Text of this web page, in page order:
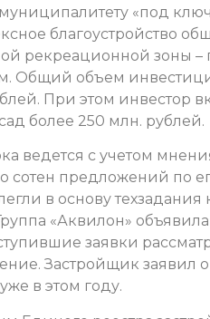
«под
благоустройство
рекреационной зоны –
Общий объем
При этом инвестор
более 250 млн. рублей.
ведется с учетом
сотен предложений по
в основу
«Аквилон»
заявки
Застройщик заявил о
в этом году.